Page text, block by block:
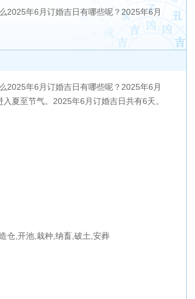
2025年6月订婚吉日有哪些呢？2025年6月
年6月订婚吉日有哪些呢？2025年6月
夏至节气。2025年6月订婚吉日共有6天。
仓,开池,栽种,纳畜,破土,安葬